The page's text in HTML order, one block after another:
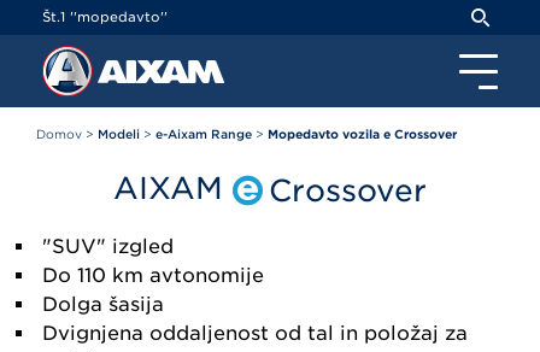
Št.1 ''mopedavto''
Domov > Modeli > e-Aixam Range > Mopedavto vozila e Crossover
AIXAM Crossover
"SUV" izgled
Do 110 km avtonomije
Dolga šasija
Dvignjena oddaljenost od tal in položaj za
Cookies management panel